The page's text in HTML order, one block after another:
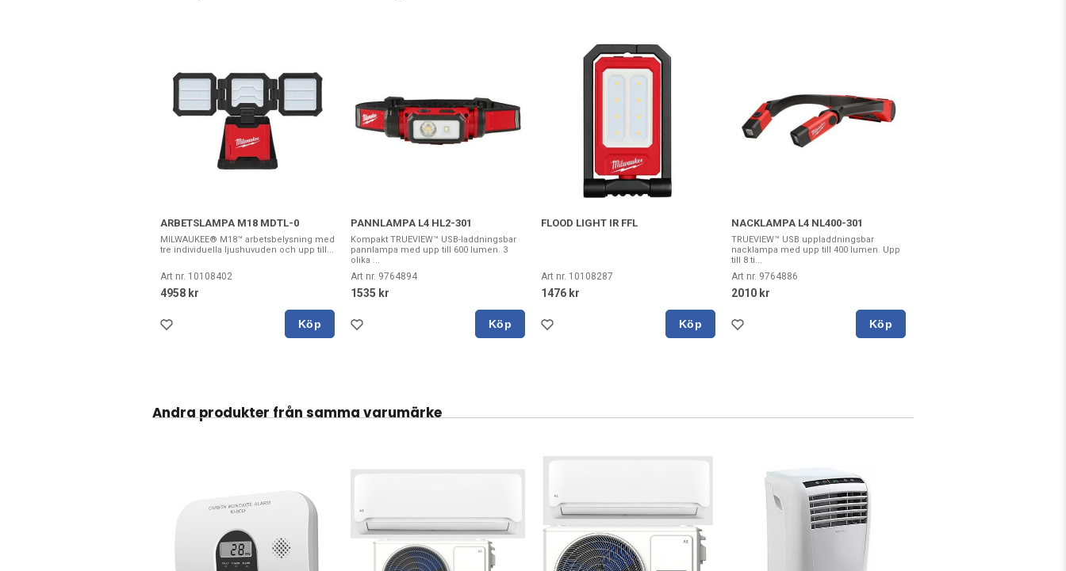
ARBETSLAMPA M18 MDTL-0
MILWAUKEE® M18™ arbetsbelysning med
tre individuella ljushuvuden och upp till...
Art nr. 10108402
4958 kr
Köp
PANNLAMPA L4 HL2-301
Kompakt TRUEVIEW™ USB-laddningsbar
pannlampa med upp till 600 lumen. 3
olika ...
Art nr. 9764894
1535 kr
Köp
FLOOD LIGHT IR FFL
Art nr. 10108287
1476 kr
Köp
NACKLAMPA L4 NL400-301
TRUEVIEW™ USB uppladdningsbar
nacklampa med upp till 400 lumen. Upp
till 8 ti...
Art nr. 9764886
2010 kr
Köp
Andra produkter från samma varumärke